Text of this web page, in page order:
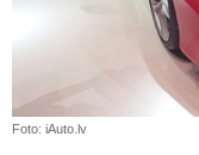
Foto: iAuto.lv